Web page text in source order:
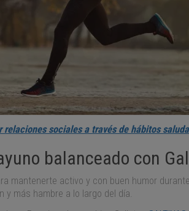
relaciones sociales a través de hábitos
balanceado con
mantenerte activo y con buen humor
y más hambre a lo largo del día.